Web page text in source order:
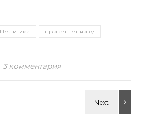
Политика
привет гопнику
3 комментария